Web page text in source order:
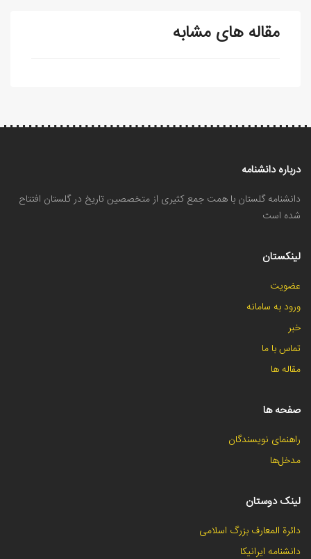
مقاله های مشابه
درباره دانشنامه
دانشنامه گلستان با همت جمع کثیری از متخصصین تاریخ در گلستان افتتاح
شده است
لینکستان
عضویت
ورود به سامانه
خبر
تماس با ما
مقاله ها
صفحه ها
راهنمای نویسندگان
مدخل‌ها
لینک دوستان
دائرة المعارف بزرگ اسلامی
دانشنامه ایرانیکا